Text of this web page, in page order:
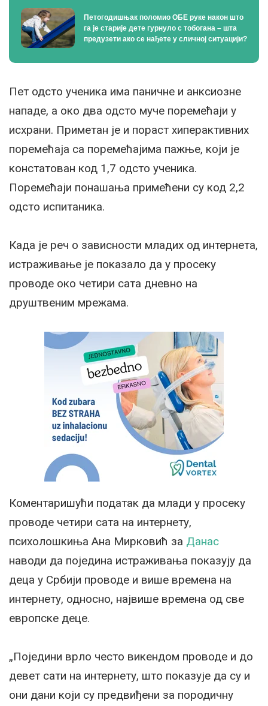
Петогодишњак поломио ОБЕ руке након што
га је старије дете гурнуло с тобогана – шта
предузети ако се нађете у сличној ситуацији?
Пет одсто ученика има паничне и анксиозне
нападе, а око два одсто муче поремећаји у
исхрани. Приметан је и пораст хиперактивних
поремећаја са поремећајима пажње, који је
констатован код 1,7 одсто ученика.
Поремећаји понашања примећени су код 2,2
одсто испитаника.
Када је реч о зависности младих од интернета,
истраживање је показало да у просеку
проводе око четири сата дневно на
друштвеним мрежама.
Коментаришући податак да млади у просеку
проводе четири сата на интернету,
психолошкиња Ана Мирковић за Данас
наводи да поједина истраживања показују да
деца у Србији проводе и више времена на
интернету, односно, највише времена од све
европске деце.
„Поједини врло често викендом проводе и до
девет сати на интернету, што показује да су и
они дани који су предвиђени за породичну